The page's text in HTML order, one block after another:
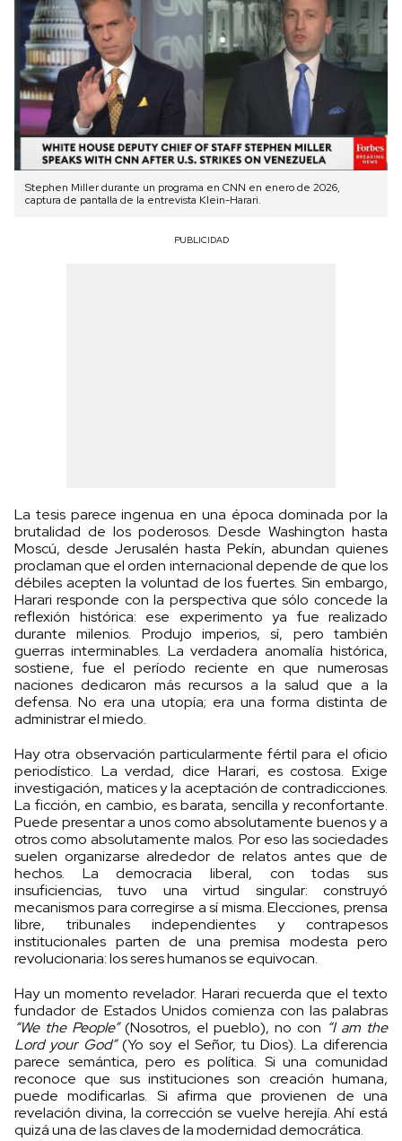
Stephen Miller durante un programa en CNN en enero de 2026,
captura de pantalla de la entrevista Klein-Harari.
PUBLICIDAD
La tesis parece ingenua en una época dominada por la
brutalidad de los poderosos. Desde Washington hasta
Moscú, desde Jerusalén hasta Pekín, abundan quienes
proclaman que el orden internacional depende de que los
débiles acepten la voluntad de los fuertes. Sin embargo,
Harari responde con la perspectiva que sólo concede la
reflexión histórica: ese experimento ya fue realizado
durante milenios. Produjo imperios, sí, pero también
guerras interminables. La verdadera anomalía histórica,
sostiene, fue el período reciente en que numerosas
naciones dedicaron más recursos a la salud que a la
defensa. No era una utopía; era una forma distinta de
administrar el miedo.
Hay otra observación particularmente fértil para el oficio
periodístico. La verdad, dice Harari, es costosa. Exige
investigación, matices y la aceptación de contradicciones.
La ficción, en cambio, es barata, sencilla y reconfortante.
Puede presentar a unos como absolutamente buenos y a
otros como absolutamente malos. Por eso las sociedades
suelen organizarse alrededor de relatos antes que de
hechos. La democracia liberal, con todas sus
insuficiencias, tuvo una virtud singular: construyó
mecanismos para corregirse a sí misma. Elecciones, prensa
libre, tribunales independientes y contrapesos
institucionales parten de una premisa modesta pero
revolucionaria: los seres humanos se equivocan.
Hay un momento revelador. Harari recuerda que el texto
fundador de Estados Unidos comienza con las palabras
“We the People”(Nosotros, el pueblo), no con “I am the
Lord your God”(Yo soy el Señor, tu Dios). La diferencia
parece semántica, pero es política. Si una comunidad
reconoce que sus instituciones son creación humana,
puede modificarlas. Si afirma que provienen de una
revelación divina, la corrección se vuelve herejía. Ahí está
quizá una de las claves de la modernidad democrática.